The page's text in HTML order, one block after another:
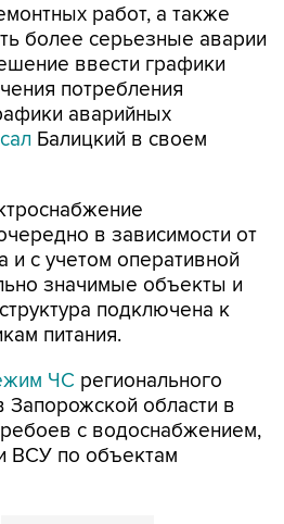
работ, а также
более серьезные аварии
ввести графики
потребления
аварийных
Балицкий в своем
в зависимости от
и с учетом оперативной
значимые объекты и
подключена к
питания.
ЧС регионального
Запорожской области в
с водоснабжением,
ВСУ по объектам